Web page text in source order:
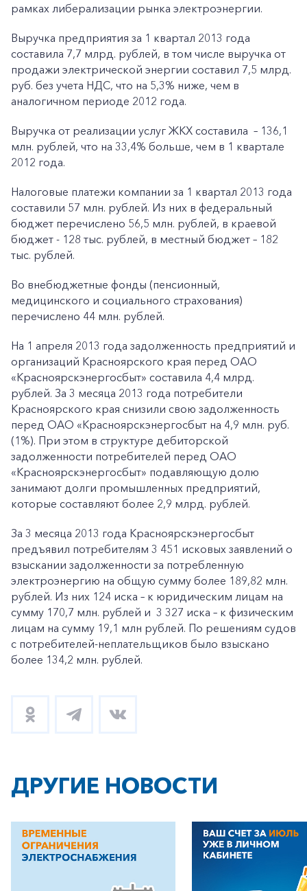
+7-800-700-24-57
Заказать обратный звонок
Корпоративным клиентам
рамках либерализации рынка электроэнергии.
Выручка предприятия за 1 квартал 2013 года
составила 7,7 млрд. рублей, в том числе выручка от
продажи электрической энергии составил 7,5 млрд.
руб. без учета НДС, что на 5,3% ниже, чем в
аналогичном периоде 2012 года.
Выручка от реализации услуг ЖКХ составила – 136,1
млн. рублей, что на 33,4% больше, чем в 1 квартале
2012 года.
Налоговые платежи компании за 1 квартал 2013 года
составили 57 млн. рублей. Из них в федеральный
бюджет перечислено 56,5 млн. рублей, в краевой
бюджет - 128 тыс. рублей, в местный бюджет – 182
тыс. рублей.
Во внебюджетные фонды (пенсионный,
медицинского и социального страхования)
перечислено 44 млн. рублей.
На 1 апреля 2013 года задолженность предприятий и
организаций Красноярского края перед ОАО
«Красноярскэнергосбыт» составила 4,4 млрд.
рублей. За 3 месяца 2013 года потребители
Красноярского края снизили свою задолженность
перед ОАО «Красноярскэнергосбыт на 4,9 млн. руб.
(1%). При этом в структуре дебиторской
задолженности потребителей перед ОАО
«Красноярскэнергосбыт» подавляющую долю
занимают долги промышленных предприятий,
которые составляют более 2,9 млрд. рублей.
За 3 месяца 2013 года Красноярскэнергосбыт
предъявил потребителям 3 451 исковых заявлений о
взыскании задолженности за потребленную
электроэнергию на общую сумму более 189,82 млн.
рублей. Из них 124 иска – к юридическим лицам на
сумму 170,7 млн. рублей и 3 327 иска – к физическим
лицам на сумму 19,1 млн рублей. По решениям судов
с потребителей-неплательщиков было взыскано
более 134,2 млн. рублей.
ДРУГИЕ НОВОСТИ